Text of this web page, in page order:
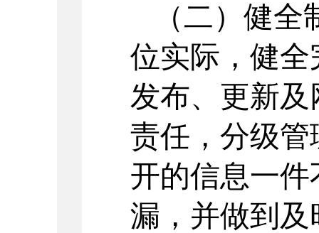
（二）健
位实际，健
发布、更新
责任，分级
开的信息一
漏，并做到